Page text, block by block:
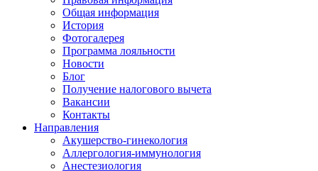
Общая информация
История
Фотогалерея
Программа лояльности
Новости
Блог
Получение налогового вычета
Вакансии
Контакты
Направления
Акушерство-гинекология
Аллергология-иммунология
Анестезиология